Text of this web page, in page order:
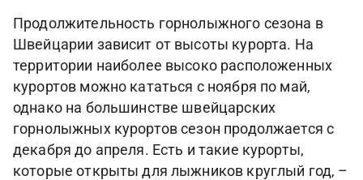
Продолжительность горнолыжного сезона в
Швейцарии зависит от высоты курорта. На
территории наиболее высоко расположенных
курортов можно кататься с ноября по май,
однако на большинстве швейцарских
горнолыжных курортов сезон продолжается с
декабря до апреля. Есть и такие курорты,
которые открыты для лыжников круглый год, –